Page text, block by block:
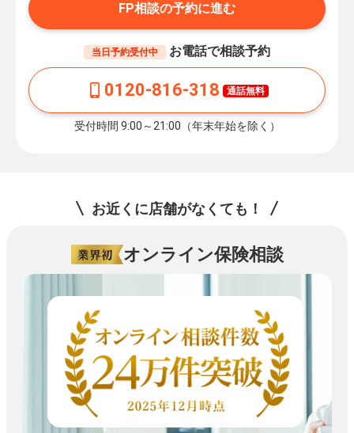
FP相談の予約に進む
当日予約受付中 お電話で相談予約
0120-816-318 通話無料
受付時間 9:00～21:00（年末年始を除く）
お近くに店舗がなくても！
オンライン保険相談